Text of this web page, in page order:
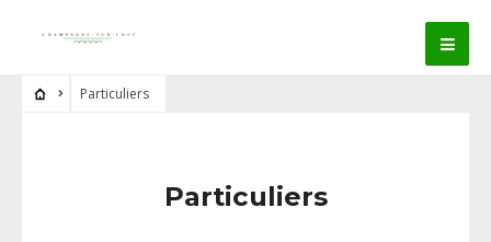
Particuliers
Particuliers